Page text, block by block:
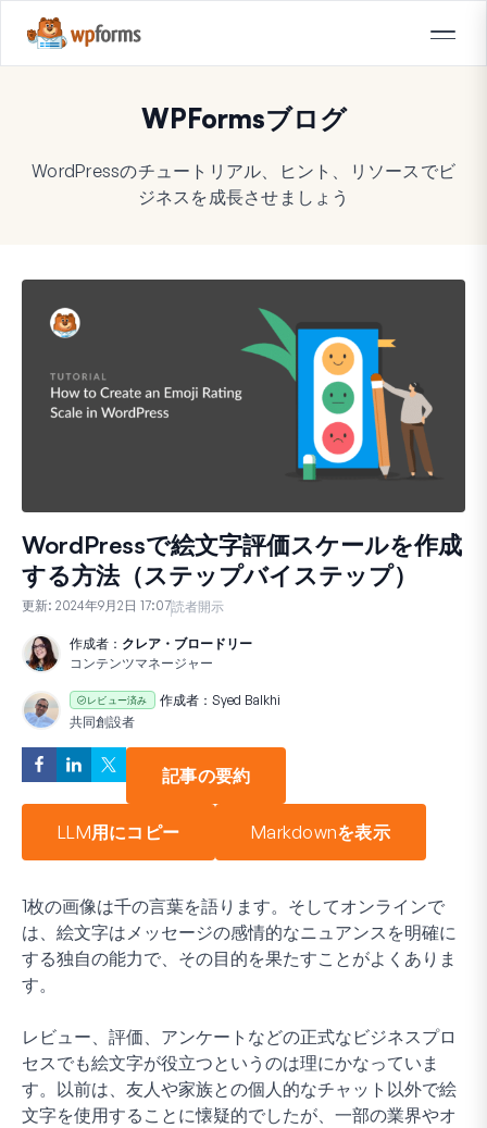
WPFormsブログ
WordPressのチュートリアル、ヒント、リソースでビ
ジネスを成長させましょう
WordPressで絵文字評価スケールを作成
する方法（ステップバイステップ）
更新: 2024年9月2日 17:07読者開示
作成者： クレア・ブロードリー
コンテンツマネージャー
レビュー済み 作成者： Syed Balkhi
共同創設者
記事の要約
LLM用にコピー Markdownを表示
1枚の画像は千の言葉を語ります。そしてオンラインで
は、絵文字はメッセージの感情的なニュアンスを明確に
する独自の能力で、その目的を果たすことがよくありま
す。
レビュー、評価、アンケートなどの正式なビジネスプロ
セスでも絵文字が役立つというのは理にかなっていま
す。以前は、友人や家族との個人的なチャット以外で絵
文字を使用することに懐疑的でしたが、一部の業界やオ